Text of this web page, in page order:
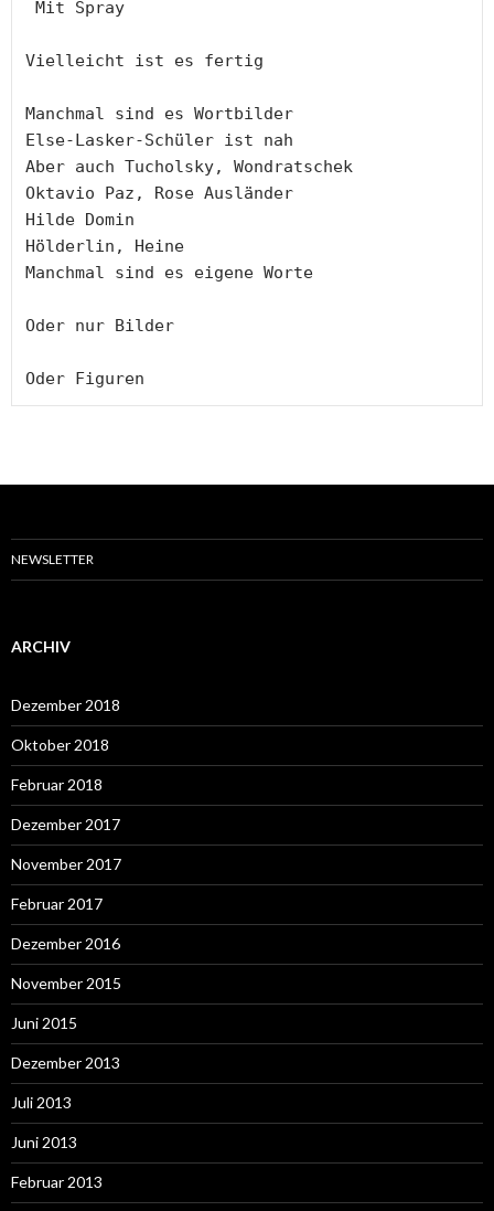
Vielleicht ist es fertig
Manchmal sind es Wortbilder
Else-Lasker-Schüler ist nah
Aber auch Tucholsky, Wondratschek
Oktavio Paz, Rose Ausländer
Hilde Domin
Hölderlin, Heine
Manchmal sind es eigene Worte
Oder nur Bilder
Oder Figuren
NEWSLETTER
ARCHIV
Dezember 2018
Oktober 2018
Februar 2018
Dezember 2017
November 2017
Februar 2017
Dezember 2016
November 2015
Juni 2015
Dezember 2013
Juli 2013
Juni 2013
Februar 2013